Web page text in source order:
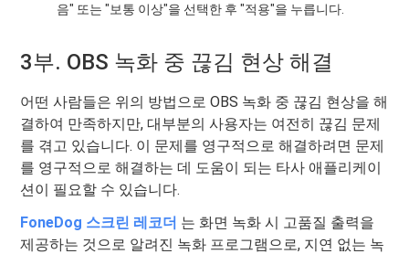
음" 또는 "보통 이상"을 선택한 후 "적용"을 누릅니다.
3부. OBS 녹화 중 끊김 현상 해결
어떤 사람들은 위의 방법으로 OBS 녹화 중 끊김 현상을 해
결하여 만족하지만, 대부분의 사용자는 여전히 끊김 문제
를 겪고 있습니다. 이 문제를 영구적으로 해결하려면 문제
를 영구적으로 해결하는 데 도움이 되는 타사 애플리케이
션이 필요할 수 있습니다.
FoneDog 스크린 레코더 는 화면 녹화 시 고품질 출력을
제공하는 것으로 알려진 녹화 프로그램으로, 지연 없는 녹